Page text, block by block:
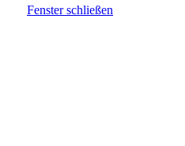
Fenster schließen